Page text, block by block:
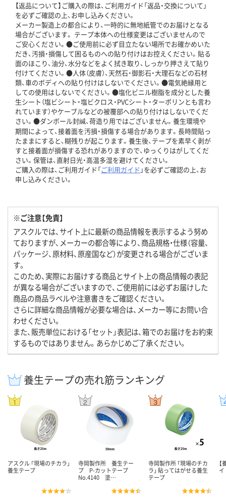
【返品について】ご購入の際は、ご利用ガイド「返品・交換について」
を必ずご確認の上、お申し込みください。
メーカー製造上の都合により、一時的に無地紙管でのお届けとなる
場合がございます。 テープ本体への仕様変更はございませんので
ご安心ください。●ご使用前に必ず目立たない場所でお確かめいた
だき、汚損・損傷して困るものへの貼り付けはお控えください。貼る
面のほこり、油分、水分などをよく拭き取り、しっかり押さえて貼り
付けてください。●人体（皮膚）、天然石・御影石・大理石などの石材
類、車のボディへの貼り付けはしないでください。●電気絶縁用と
しての使用はしないでください。●塩化ビニル樹脂を成分とした養
生シート（塩ビシート・塩ビクロス・PVCシート・ターポリンとも言わ
れています）やケーブルなどの被覆部への貼り付けはしないでくだ
さい。●ダンボール封緘、荷造り用ではございません。養生環境や
期間によって、接着面を汚損・損傷する場合があります。長時間貼っ
たままにすると、糊残りが起こります。養生後、テープを素早く剥が
すと接着面が損傷する恐れがありますので、ゆっくりはがしてくだ
さい。保管は、直射日光・高温多湿を避けてください。
ご購入の際は、ご利用ガイド「ご利用ガイド 」を必ずご確認の上、お
申し込みください。
※ご注意【免責】
アスクルでは、サイト上に最新の商品情報を表示するよう努め
ておりますが、メーカーの都合等により、商品規格・仕様（容量、
パッケージ、原材料、原産国など）が変更される場合がございま
す。
このため、実際にお届けする商品とサイト上の商品情報の表記
が異なる場合がございますので、ご使用前には必ずお届けした
商品の商品ラベルや注意書きをご確認ください。
さらに詳細な商品情報が必要な場合は、メーカー等にお問い合
わせください。
また、販売単位における「セット」表記は、箱でのお届けをお約束
するものではありません。あらかじめご了承ください。
養生テープの売れ筋ランキング
アスクル 「現場のチカラ」
養生テープ
寺岡製作所 養生テー
プ P-カットテープ
No.4140 塗…
寺岡製作所 「現場のチカ
ラ」 貼ってはがせる養生
テープ